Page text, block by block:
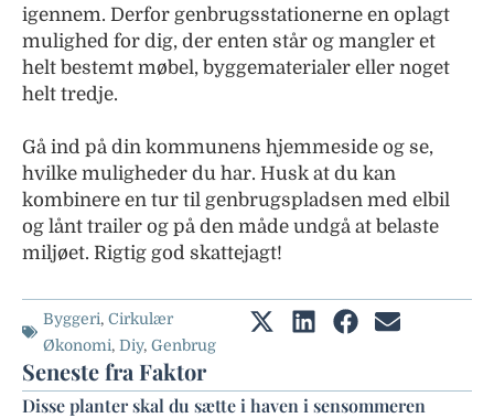
igennem. Derfor genbrugsstationerne en oplagt
mulighed for dig, der enten står og mangler et
helt bestemt møbel, byggematerialer eller noget
helt tredje.
Gå ind på din kommunens hjemmeside og se,
hvilke muligheder du har. Husk at du kan
kombinere en tur til genbrugspladsen med elbil
og lånt trailer og på den måde undgå at belaste
miljøet. Rigtig god skattejagt!
Byggeri, Cirkulær
Økonomi, Diy, Genbrug
Seneste fra Faktor
Disse planter skal du sætte i haven i sensommeren